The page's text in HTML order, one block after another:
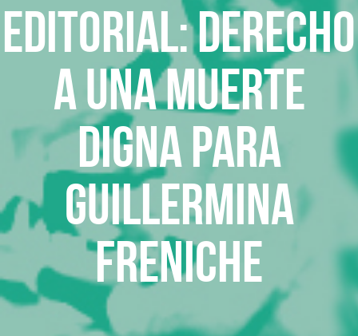
Editorial: Derecho
a una muerte
digna para
Guillermina
Freniche